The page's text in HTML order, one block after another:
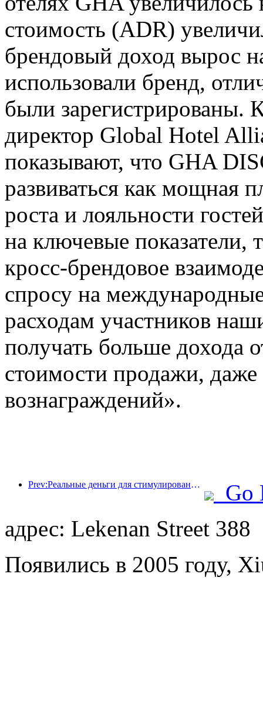
стоимость (ADR)
брендовый доход вырос
использовали бренд,
были зарегистрированы.
директор Global Hotel
показывают, что GHA
развиваться как мощная
роста и лояльности
на ключевые показатели,
кросс-брендовое
спросу на
расходам участников
получать больше дохода
стоимости продажи,
вознаграждений».
Prev:Реальные деньги для стимулирования потребления, во многих местах были выпущены купоны на культурные и туристические расходы 1 мая
Go
адрес: Lekenan Street 388
Появились в 2005 году,